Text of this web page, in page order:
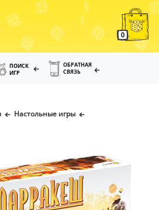
0
ПОИСК
ИГР
ОБРАТНАЯ
СВЯЗЬ
Настольные игры